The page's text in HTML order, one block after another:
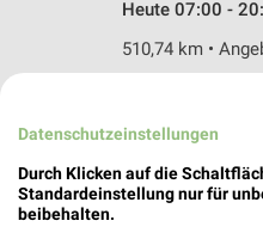
Heute 07:00 -
510,74 km •
Im Broel 18
53518 Adenau
Datenschutzeinstellungen
Durch Klicken auf die
Standardeinstellung nur für
beibehalten.